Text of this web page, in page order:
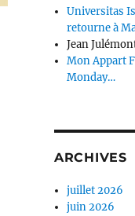
Universitas
retourne à
Jean
Mon Appart
Monday…
ARCHIVES
juillet 2026
juin 2026